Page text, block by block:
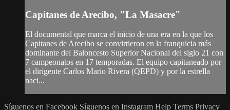
Capitanes de Arecibo, "La Masacre"
El documental que marca el inicio de una era en la que los
Capitanes de Arecibo se convirtieron en la franquicia más
dominante del Baloncesto Superior Nacional del siglo 21 con
7 campeonatos en 17 temporadas. El equipo capitaneado por
el dirigente Carlos Mario Rivera (QEPD) y por la estrella
naci...
Síguenos en Facebook Síguenos en Instagram Help Terms Privacy